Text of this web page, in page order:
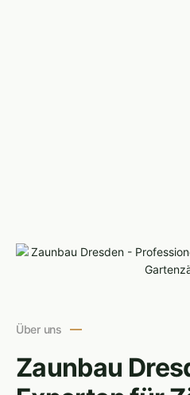
Über uns
Zaunbau